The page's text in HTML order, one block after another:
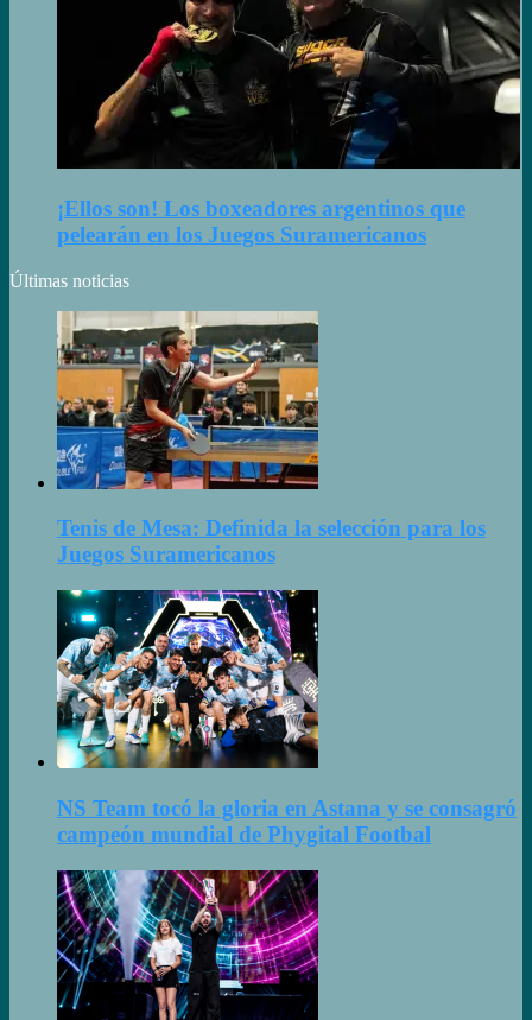
¡Ellos son! Los boxeadores argentinos que
pelearán en los Juegos Suramericanos
Últimas noticias
Tenis de Mesa: Definida la selección para los
Juegos Suramericanos
NS Team tocó la gloria en Astana y se consagró
campeón mundial de Phygital Footbal